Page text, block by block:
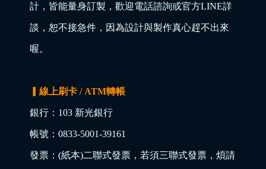
計，皆能量身訂製，歡迎電話諮詢或官方LINE詳
談，恕不接急件，因為設計與製作真心趕不出來
喔。
▎線上刷卡 / ATM轉帳
銀行：103 新光銀行
帳號：0833-5001-39161
發票：(紙本)二聯式發票，若須三聯式發票，煩請